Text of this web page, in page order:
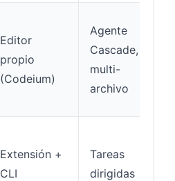
Editor
propio
(Codeium)
Agente
Cascade,
multi-
archivo
Extensión +
CLI
Tareas
dirigidas